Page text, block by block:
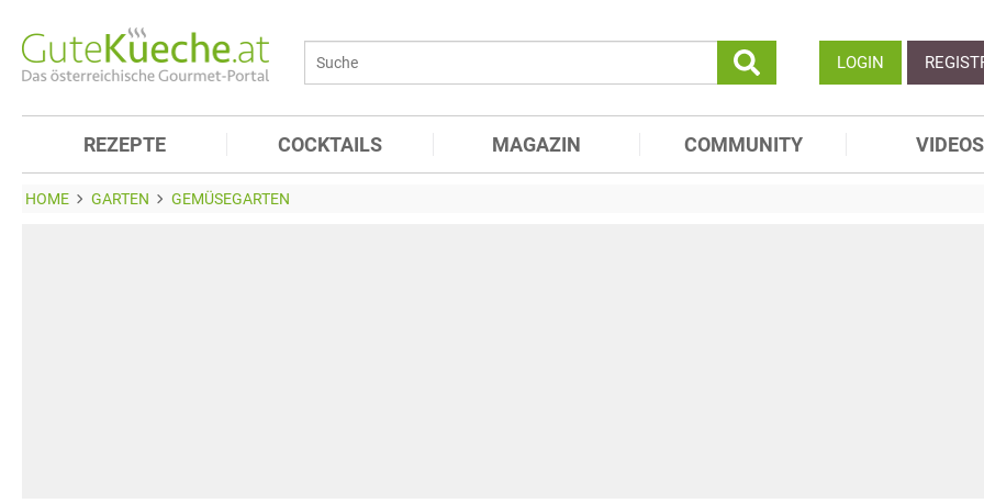
LOGIN
REZEPTE COCKTAILS MAGAZIN COMMUNITY VIDEOS
HOME GARTEN GEMÜSEGARTEN